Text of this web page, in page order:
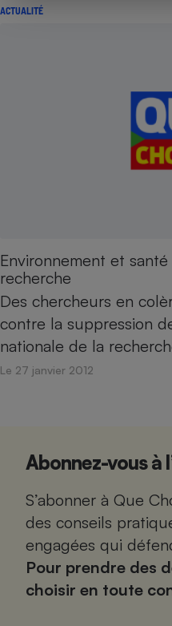
ACTUALITÉ
Environnement et
recherche
Des chercheurs en
contre la suppression
nationale de la
Le 27 janvier 2012
Abonnez-vous à
S’abonner à Que
des conseils
engagées qui
Pour prendre des
choisir en toute